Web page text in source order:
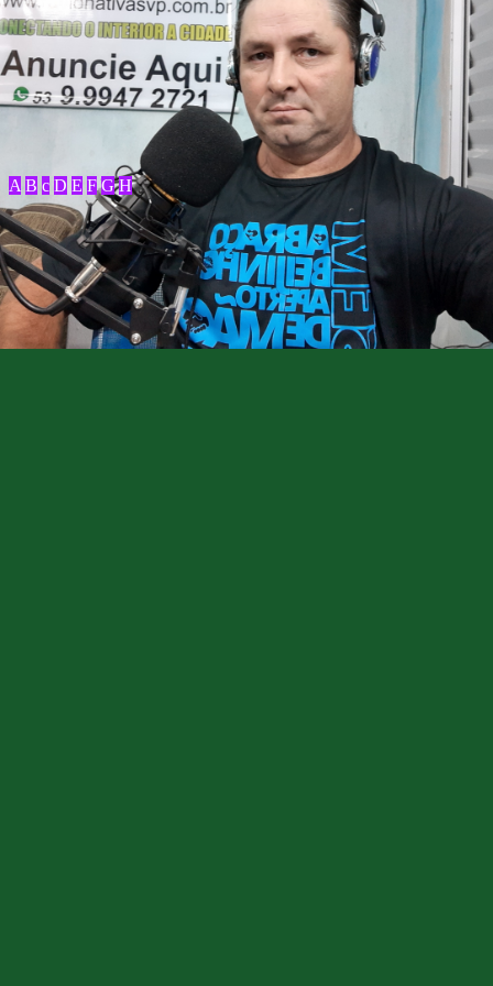
A B c D E F G H